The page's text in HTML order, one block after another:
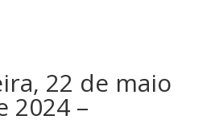
22 de maio
2024 –